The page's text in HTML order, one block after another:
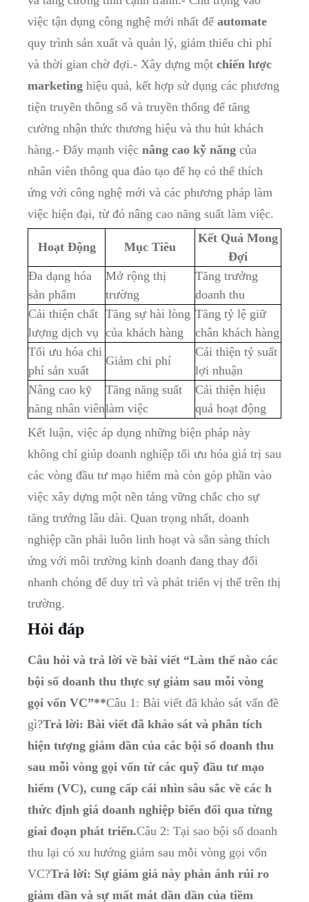
việc tận dụng công nghệ mới nhất để automate
quy trình sản xuất và quản lý, giảm thiểu chi phí
và thời gian chờ đợi.- Xây dựng một chiến lược
marketing hiệu quả, kết hợp sử dụng các phương
tiện truyền thông số và truyền thống để tăng
cường nhận thức thương hiệu và thu hút khách
hàng.- Đẩy mạnh việc nâng cao kỹ năng của
nhân viên thông qua đào tạo để họ có thể thích
ứng với công nghệ mới và các phương pháp làm
việc hiện đại, từ đó nâng cao năng suất làm việc.
Hoạt Động Mục Tiêu
Kết Quả Mong
Đợi
Đa dạng hóa
sản phẩm
Mở rộng thị
trường
Tăng trưởng
doanh thu
Cải thiện chất
lượng dịch vụ
Tăng sự hài lòng
của khách hàng
Tăng tỷ lệ giữ
chân khách hàng
Tối ưu hóa chi
phí sản xuất
Giảm chi phí
Cải thiện tỷ suất
lợi nhuận
Nâng cao kỹ
năng nhân viên
Tăng năng suất
làm việc
Cải thiện hiệu
quả hoạt động
Kết luận, việc áp dụng những biện pháp này
không chỉ giúp doanh nghiệp tối ưu hóa giá trị sau
các vòng đầu tư mạo hiểm mà còn góp phần vào
việc xây dựng một nền tảng vững chắc cho sự
tăng trưởng lâu dài. Quan trọng nhất, doanh
nghiệp cần phải luôn linh hoạt và sẵn sàng thích
ứng với môi trường kinh doanh đang thay đổi
nhanh chóng để duy trì và phát triển vị thế trên thị
trường.
Hỏi đáp
Câu hỏi và trả lời về bài viết “Làm thế nào các
bội số doanh thu thực sự giảm sau mỗi vòng
gọi vốn VC”**Câu 1: Bài viết đã khảo sát vấn đề
gì?Trả lời: Bài viết đã khảo sát và phân tích
hiện tượng giảm dần của các bội số doanh thu
sau mỗi vòng gọi vốn từ các quỹ đầu tư mạo
hiểm (VC), cung cấp cái nhìn sâu sắc về các h
thức định giá doanh nghiệp biến đổi qua từng
giai đoạn phát triển.Câu 2: Tại sao bội số doanh
thu lại có xu hướng giảm sau mỗi vòng gọi vốn
VC?Trả lời: Sự giảm giá này phản ánh rủi ro
giảm dần và sự mất mát dần dần của tiềm